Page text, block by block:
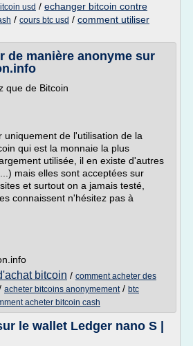
usd / echanger bitcoin contre
/ cours btc usd / comment utiliser
de manière anonyme sur
que de Bitcoin
uniquement de l'utilisation de la
qui est la monnaie la plus
utilisée, il en existe d'autres
mais elles sont acceptées sur
et surtout on a jamais testé,
connaissent n'hésitez pas à
bitcoin / comment acheter des
acheter bitcoins anonymement/ btc
acheter bitcoin cash
le wallet Ledger nano S |